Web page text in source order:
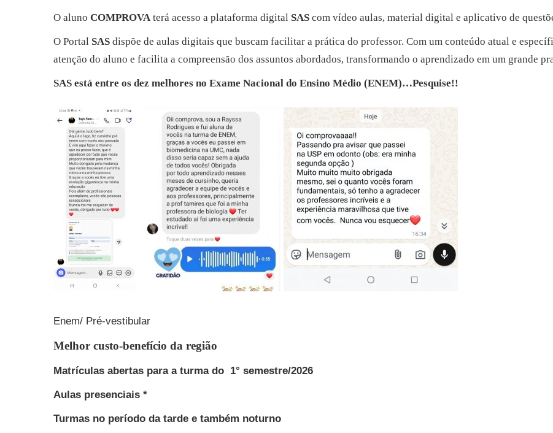
O aluno COMPROVA terá acesso a plataforma digital SAS com vídeo aulas, material digital e aplicativo de
O Portal SAS dispõe de aulas digitais que buscam facilitar a prática do professor. Com um conteúdo atual e
atenção do aluno e facilita a compreensão dos assuntos abordados, transformando o aprendizado em um grande
SAS está entre os dez melhores no Exame Nacional do Ensino Médio (ENEM)…Pesquise!!
Enem/ Pré-vestibular
Melhor custo-benefício da região
Matrículas abertas para a turma do 1° semestre/2026
Aulas presenciais *
Turmas no período da tarde e também noturno